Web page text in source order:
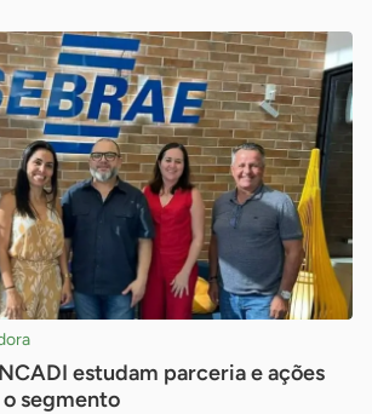
estudam parceria e ações
segmento